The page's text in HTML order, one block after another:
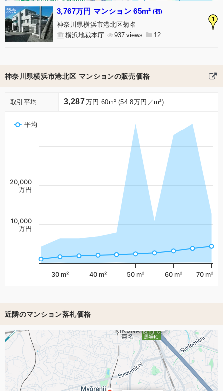
1
3,767万円 マンション 65m² (初)
神奈川県横浜市港北区菊名
横浜地裁本庁
937 12
神奈川県横浜市港北区 マンションの販売価格
取引平均 3,287万円 60m² (54.8万円／m²)
平均
30 m² 40 m² 50 m² 60 m² 70 m²
10,000
万円
20,000
万円
近隣のマンション落札価格